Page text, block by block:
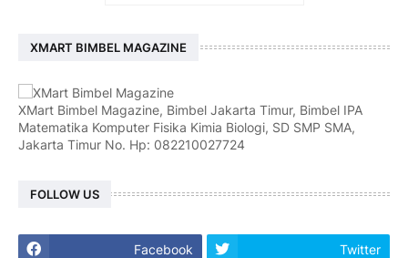
XMART BIMBEL MAGAZINE
XMart Bimbel Magazine, Bimbel Jakarta Timur, Bimbel IPA
Matematika Komputer Fisika Kimia Biologi, SD SMP SMA,
Jakarta Timur No. Hp: 082210027724
FOLLOW US
Facebook Twitter